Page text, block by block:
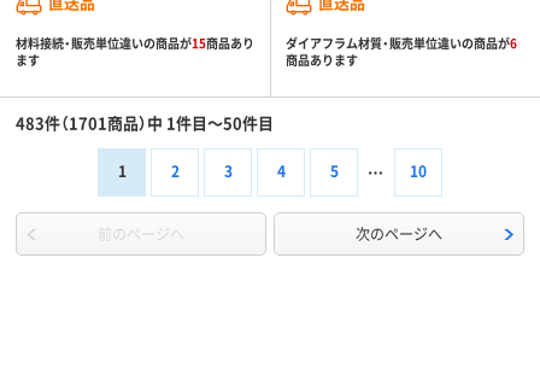
材料接続・販売単位違いの商品が15商品あり
ます
ダイアフラム材質・販売単位違いの商品が6
商品あります
483件（1701商品）中 1件目～50件目
1 2 3 4 5 10
前のページへ 次のページへ